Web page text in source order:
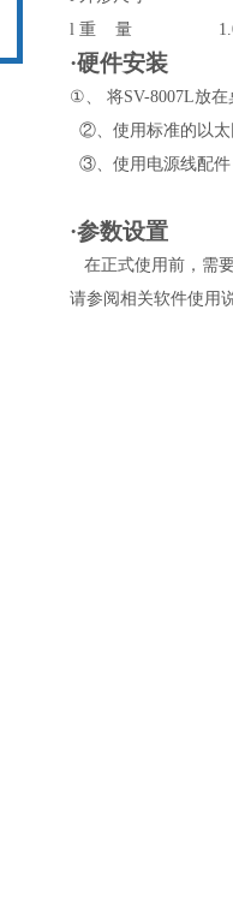
l 重 量
·硬件安装
①、 将SV-8007L放在
②、使用标准的以太
③、使用电源线配件
·参数设置
在正式使用前，需
请参阅相关软件使用